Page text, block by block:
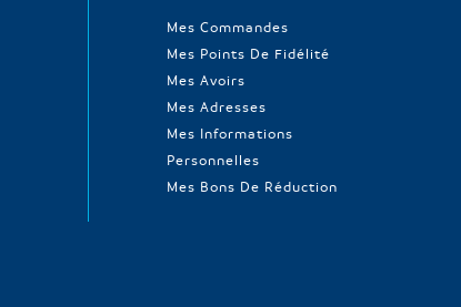
Mes Commandes
Mes Points De Fidélité
Mes Avoirs
Mes Adresses
Mes Informations
Personnelles
Mes Bons De Réduction